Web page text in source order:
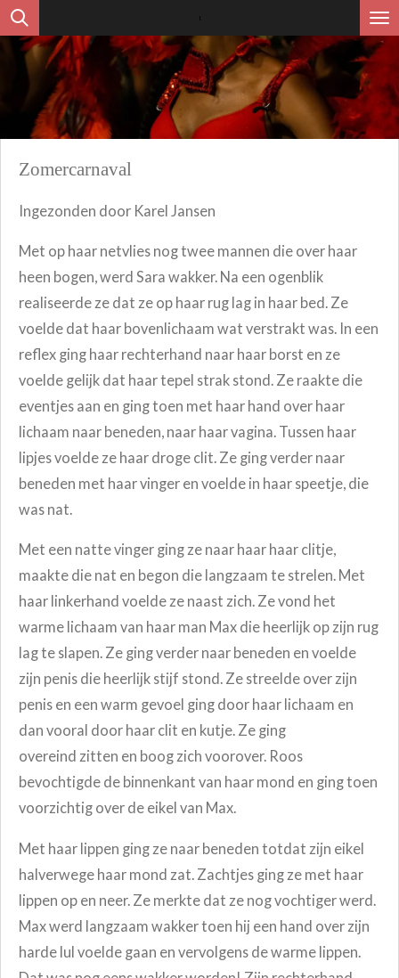
Ga
direct
naar
hoofdinhoud
Zomercarnaval
Ingezonden door Karel Jansen
Met op haar netvlies nog twee mannen die over haar
heen bogen, werd Sara wakker. Na een ogenblik
realiseerde ze dat ze op haar rug lag in haar bed. Ze
voelde dat haar bovenlichaam wat verstrakt was. In een
reflex ging haar rechterhand naar haar borst en ze
voelde gelijk dat haar tepel strak stond. Ze raakte die
eventjes aan en ging toen met haar hand over haar
lichaam naar beneden, naar haar vagina. Tussen haar
lipjes voelde ze haar droge clit. Ze ging verder naar
beneden met haar vinger en voelde in haar speetje, die
was nat.
Met een natte vinger ging ze naar haar haar clitje,
maakte die nat en begon die langzaam te strelen. Met
haar linkerhand voelde ze naast zich. Ze vond het
warme lichaam van haar man Max die heerlijk op zijn rug
lag te slapen. Ze ging verder naar beneden en voelde
zijn penis die heerlijk stijf stond. Ze streelde over zijn
penis en een warm gevoel ging door haar lichaam en
dan vooral door haar clit en kutje. Ze ging
overeind zitten en boog zich voorover. Roos
bevochtigde de binnenkant van haar mond en ging toen
voorzichtig over de eikel van Max.
Met haar lippen ging ze naar beneden totdat zijn eikel
halverwege haar mond zat. Zachtjes ging ze met haar
lippen op en neer. Ze merkte dat ze nog vochtiger werd.
Max werd langzaam wakker toen hij een hand over zijn
harde lul voelde gaan en vervolgens de warme lippen.